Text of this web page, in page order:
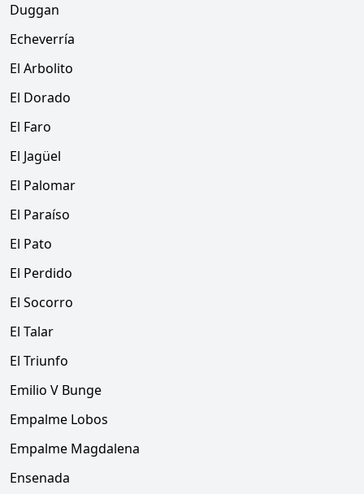
Duggan
Echeverría
El Arbolito
El Dorado
El Faro
El Jagüel
El Palomar
El Paraíso
El Pato
El Perdido
El Socorro
El Talar
El Triunfo
Emilio V Bunge
Empalme Lobos
Empalme Magdalena
Ensenada